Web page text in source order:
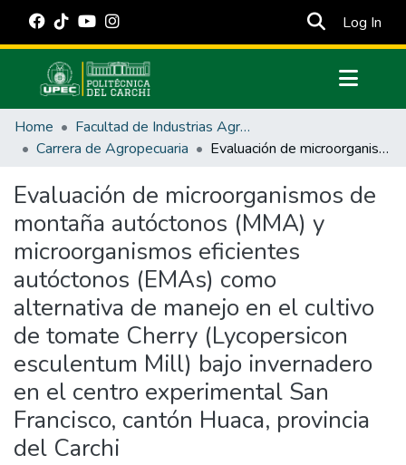
Log In
Communities & Collections
All of DSpace
Estadísticas Externas
Manuales
Home
Facultad de Industrias Agropecuarias y Ciencias Ambientales
Carrera de Agropecuaria
Evaluación de microorganismos de montaña autóctonos (MMA) y microorganismos eficientes autóctonos (EMAs) como alternativa de manejo en el cultivo de tomate Cherry (Lycopersicon esculentum Mill) bajo invernadero en el centro experimental San Francisco, cantón Huaca, provincia del Carchi
Evaluación de microorganismos de
montaña autóctonos (MMA) y
microorganismos eficientes
autóctonos (EMAs) como
alternativa de manejo en el cultivo
de tomate Cherry (Lycopersicon
esculentum Mill) bajo invernadero
en el centro experimental San
Francisco, cantón Huaca, provincia
del Carchi